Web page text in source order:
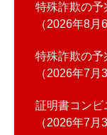
特殊詐欺の予
2026年8月
特殊詐欺の予
2026年7月
証明書コンビ
2026年7月